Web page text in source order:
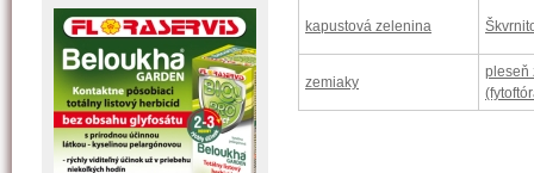
kapustová zelenina
zemiaky
pleseň